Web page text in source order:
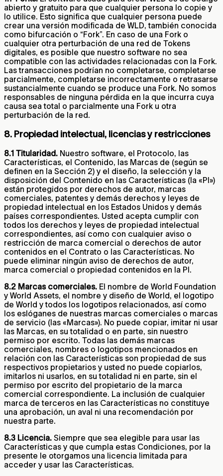
abierto y gratuito para que cualquier persona lo copie y
lo utilice. Esto significa que cualquier persona puede
crear una versión modificada de WLD, también conocida
como bifurcación o “Fork”. En caso de una Fork o
cualquier otra perturbación de una red de Tokens
digitales, es posible que nuestro software no sea
compatible con las actividades relacionadas con la Fork.
Las transacciones podrían no completarse, completarse
parcialmente, completarse incorrectamente o retrasarse
sustancialmente cuando se produce una Fork. No somos
responsables de ninguna pérdida en la que incurra cuya
causa sea total o parcialmente una Fork u otra
perturbación de la red.
8. Propiedad intelectual, licencias y restricciones
8.1 Titularidad. Nuestro software, el Protocolo, las
Características, el Contenido, las Marcas de (según se
definen en la Sección 2) y el diseño, la selección y la
disposición del Contenido en las Características (la «PI»)
están protegidos por derechos de autor, marcas
comerciales, patentes y demás derechos y leyes de
propiedad intelectual en los Estados Unidos y demás
países correspondientes. Usted acepta cumplir con
todos los derechos y leyes de propiedad intelectual
correspondientes, así como con cualquier aviso o
restricción de marca comercial o derechos de autor
contenidos en el Contrato o las Características. No
puede eliminar ningún aviso de derechos de autor,
marca comercial o propiedad contenidos en la PI.
8.2 Marcas comerciales. El nombre de World Foundation
y World Assets, el nombre y diseño de World, el logotipo
de World y todos los logotipos relacionados, así como
los eslóganes de nuestras marcas comerciales o marcas
de servicio (las «Marcas»). No puede copiar, imitar ni usar
las Marcas, en su totalidad o en parte, sin nuestro
permiso por escrito. Todas las demás marcas
comerciales, nombres o logotipos mencionados en
relación con las Características son propiedad de sus
respectivos propietarios y usted no puede copiarlos,
imitarlos ni usarlos, en su totalidad ni en parte, sin el
permiso por escrito del propietario de la marca
comercial correspondiente. La inclusión de cualquier
marca de terceros en las Características no constituye
una aprobación, un aval ni una recomendación por
nuestra parte.
8.3 Licencia. Siempre que sea elegible para usar las
Características y que cumpla estas Condiciones, por la
presente le otorgamos una licencia limitada para
acceder y usar las Características.